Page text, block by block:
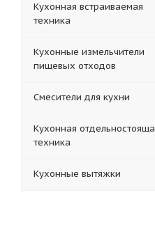
Кухонная встраиваемая
техника
Кухонные измельчители
пищевых отходов
Смесители для кухни
Кухонная
техника
Кухонные вытяжки